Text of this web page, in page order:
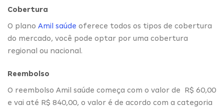
Cobertura
O plano Amil saúde oferece todos os tipos de cobertura
do mercado, você pode optar por uma cobertura
regional ou nacional.
Reembolso
O reembolso Amil saúde começa com o valor de R$ 60,00
e vai até R$ 840,00, o valor é de acordo com a categoria